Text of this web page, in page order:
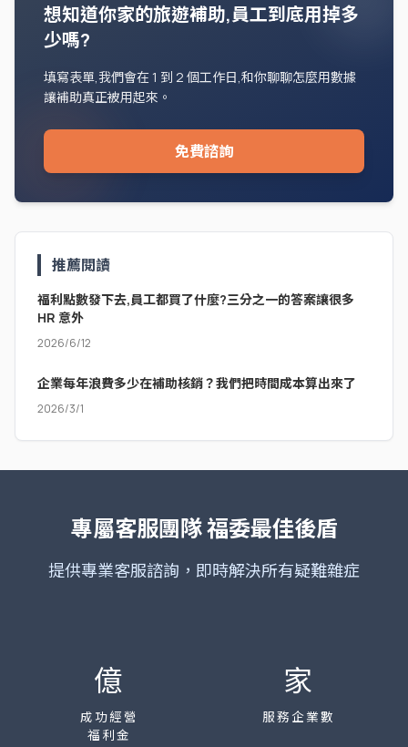
想知道你家的旅遊補助,員工到底用掉多
少嗎?
填寫表單,我們會在 1 到 2 個工作日,和你聊聊怎麼用數據
讓補助真正被用起來。
免費諮詢
推薦閱讀
福利點數發下去,員工都買了什麼?三分之一的答案讓很多
HR 意外
2026/6/12
企業每年浪費多少在補助核銷？我們把時間成本算出來了
2026/3/1
專屬客服團隊福委最佳後盾
提供專業客服諮詢，即時解決所有疑難雜症
億
成功經營
福利金
家
服務企業數